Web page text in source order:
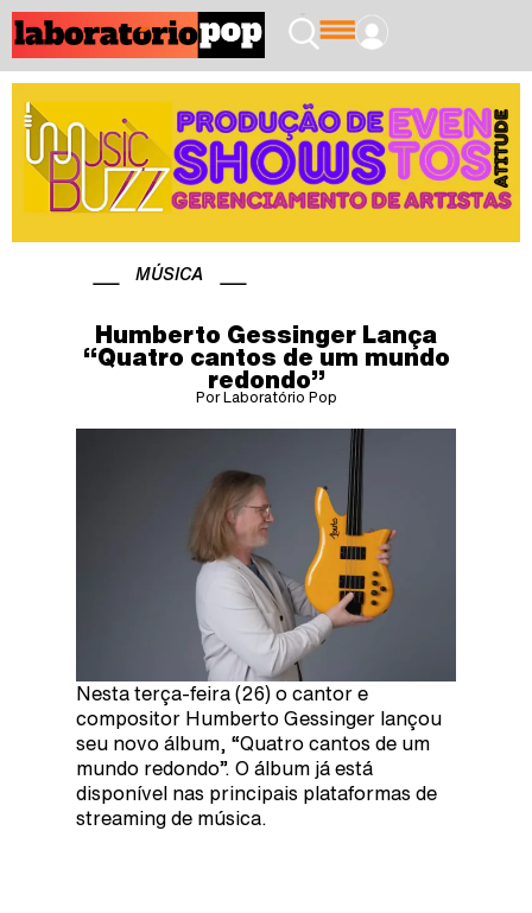
MÚSICA
Humberto Gessinger Lança
“Quatro cantos de um mundo
redondo”
Por Laboratório Pop
Nesta terça-feira (26) o cantor e
compositor Humberto Gessinger lançou
seu novo álbum, “Quatro cantos de um
mundo redondo”. O álbum já está
disponível nas principais plataformas de
streaming de música.